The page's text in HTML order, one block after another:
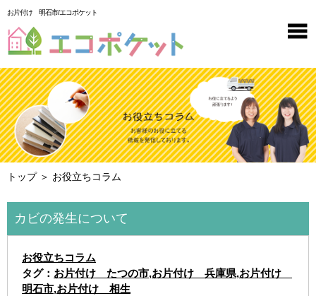
お片付け 明石市/エコポケット
トップ＞ お役立ちコラム
カビの発生について
お役立ちコラム
タグ： お片付け たつの市,お片付け 兵庫県,お片付け
明石市,お片付け 相生